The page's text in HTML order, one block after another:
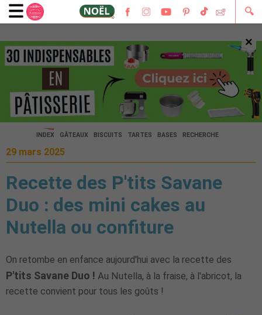
🔍
×
🔍
INDEX GÂTEAUX BISCUITS TARTES BASES RECHERCHE
29 mars 2025
Recette des P'tits Savane
Duo : des mini cakes au
Nutella ou confiture
On retombe en enfance aujourd'hui avec la recette des
P'tits Savane Duo ! Au Nutella, à la fraise, à l'abricot, la
recette convient pour tous les goûts !